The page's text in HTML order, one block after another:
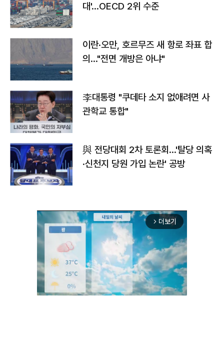
대'…OECD 2위 수준
이란·오만, 호르무즈 새 항로 좌표 합
의…"전면 개방은 아냐"
李대통령 "쿠데타 소지 없애려면 사
관학교 통합"
與 전당대회 2차 토론회…'탈당 의혹
·신천지 당원 가입 논란' 공방
arrow_forward_ios 더보기